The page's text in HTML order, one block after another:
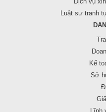
Luật sư tranh
Kế
Sở